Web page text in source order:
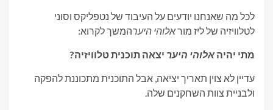
לכל מה שאנחנו יודעים על העיבוד של נטפליקס וסוני
לטלוויזיה של ליז מוראלוהי היערהמשך לקרוא:
מתי יהיה אלוהי היער יצאה תוכנית טלוויזיה?
עדיין לא צוין תאריך יציאה, אבל התוכנית מתכוננת להפקה
ולבניית צוות השחקנים שלה.